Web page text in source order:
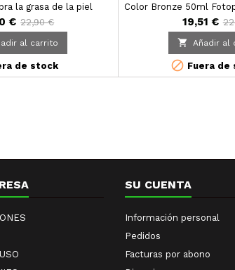
la grasa de la piel
un acabado mate.
€ 22,90 €
al carrito
de stock
Color Bronze 50ml
fase acuosa con
hidratación intensa,
garantiza una alta
radiación
19,51 €

Añadir al
 Fuera de
SU CUENTA
Información personal
Pedidos
Facturas por abono